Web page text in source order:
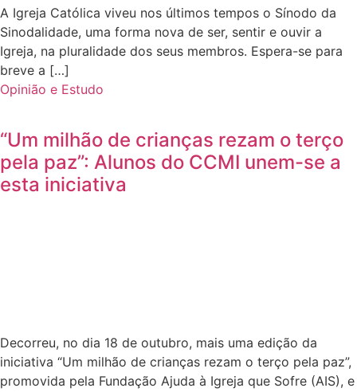
A Igreja Católica viveu nos últimos tempos o Sínodo da
Sinodalidade, uma forma nova de ser, sentir e ouvir a
Igreja, na pluralidade dos seus membros. Espera-se para
breve a […]
Opinião e Estudo
“Um milhão de crianças rezam o terço
pela paz”: Alunos do CCMI unem-se a
esta iniciativa
Decorreu, no dia 18 de outubro, mais uma edição da
iniciativa “Um milhão de crianças rezam o terço pela paz”,
promovida pela Fundação Ajuda à Igreja que Sofre (AIS), e